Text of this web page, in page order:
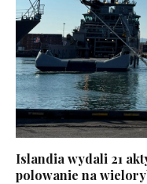
Islandia wydali 21
polowanie na